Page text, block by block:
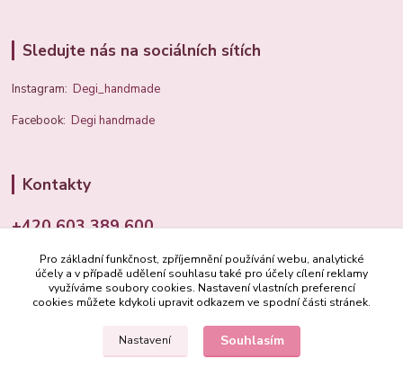
Sledujte nás na sociálních sítích
Instagram:Degi_handmade
Facebook:Degi handmade
Kontakty
+420 603 389 600
info@degi.cz
Pro základní funkčnost, zpříjemnění používání webu, analytické
účely a v případě udělení souhlasu také pro účely cílení reklamy
využíváme soubory cookies. Nastavení vlastních preferencí
cookies můžete kdykoli upravit odkazem ve spodní části stránek.
Nastavení Souhlasím